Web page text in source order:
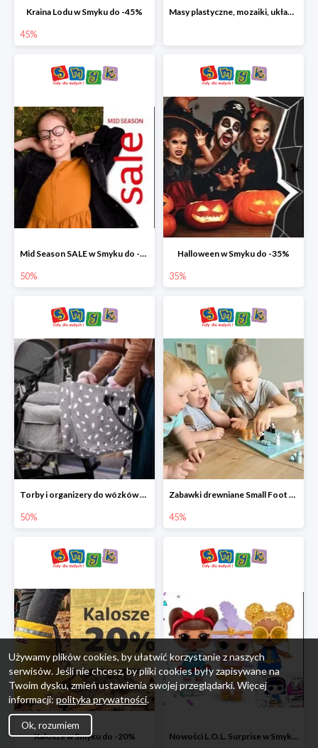
Kraina Lodu w Smyku do -45%
45%
Masy plastyczne, mozaiki, układanki do -45%
Mid Season SALE w Smyku do -50%
50%
Halloween w Smyku do -35%
35%
Torby i organizery do wózków w Smyku do -50%
50%
Zabawki drewniane Small Foot do -45%
45%
Kalosze w Smyku do -20% Nowości L.O.L. Surprise w Smyku do -45%
Używamy plików cookies, by ułatwić korzystanie z naszych
serwisów. Jeśli nie chcesz, by pliki cookies były zapisywane na
Twoim dysku, zmień ustawienia swojej przeglądarki. Więcej
informacji: polityka prywatności.
Ok, rozumiem